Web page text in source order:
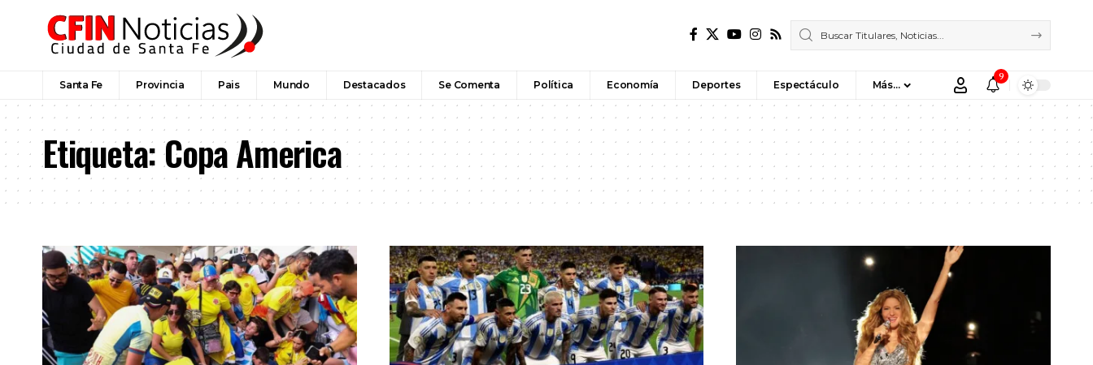
Santa Fe Provincia Pais Mundo Destacados Se Comenta Política Economía Deportes Espectáculo Más…
9
Etiqueta:Copa America